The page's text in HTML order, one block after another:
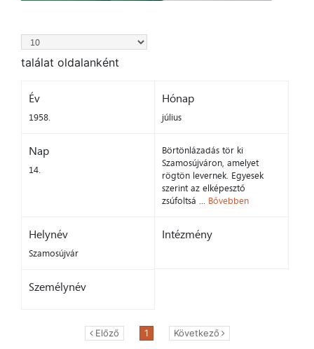
találat oldalanként
Év
1958.
Hónap
július
Nap
14.
Börtönlázadás tör ki
Szamosújváron, amelyet
rögtön levernek. Egyesek
szerint az elképesztő
zsúfoltsá ... Bővebben
Helynév
Szamosújvár
Intézmény
Személynév
Előző 1 Következő